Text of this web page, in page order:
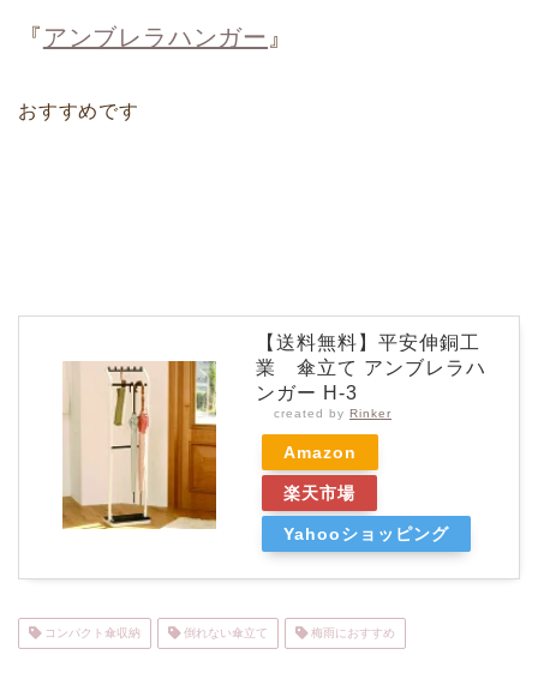
『 アンブレラハンガー 』
おすすめです
【送料無料】平安伸銅工
業 傘立て アンブレラハ
ンガー H-3
created by Rinker
Amazon
楽天市場
Yahooショッピング
コンパクト傘収納 倒れない傘立て 梅雨におすすめ